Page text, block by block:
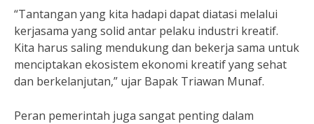
“Tantangan yang kita hadapi dapat diatasi melalui
kerjasama yang solid antar pelaku industri kreatif.
Kita harus saling mendukung dan bekerja sama untuk
menciptakan ekosistem ekonomi kreatif yang sehat
dan berkelanjutan,” ujar Bapak Triawan Munaf.
Peran pemerintah juga sangat penting dalam